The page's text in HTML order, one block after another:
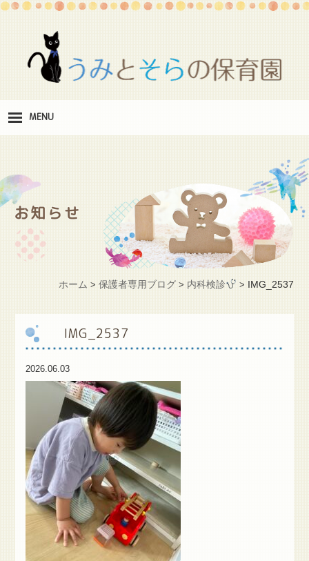
MENU
職
施 設紹介
護者様専用ブログ
お知らせ
ホーム > 保護者専用ブログ> 内科検診 > IMG_2537
IMG_2537
2026.06.03